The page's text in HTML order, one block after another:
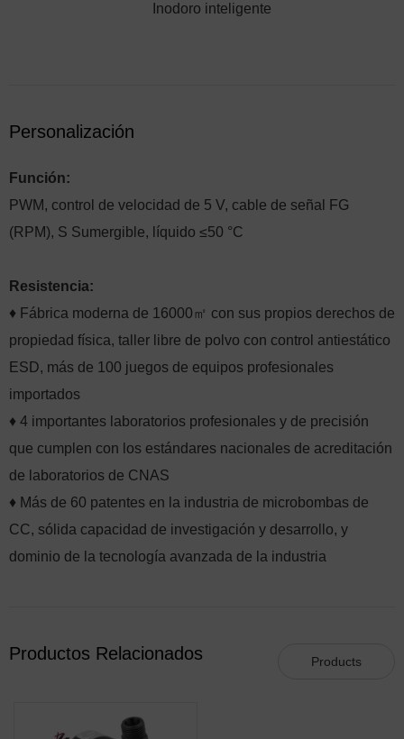
Inodoro inteligente
Personalización
Función:
PWM, control de velocidad de 5 V, cable de señal FG
(RPM), S Sumergible, líquido ≤50 °C
Resistencia:
♦ Fábrica moderna de 16000㎡ con sus propios derechos de
propiedad física, taller libre de polvo con control antiestático
ESD, más de 100 juegos de equipos profesionales
importados
♦ 4 importantes laboratorios profesionales y de precisión
que cumplen con los estándares nacionales de acreditación
de laboratorios de CNAS
♦ Más de 60 patentes en la industria de microbombas de
CC, sólida capacidad de investigación y desarrollo, y
dominio de la tecnología avanzada de la industria
Productos Relacionados Products